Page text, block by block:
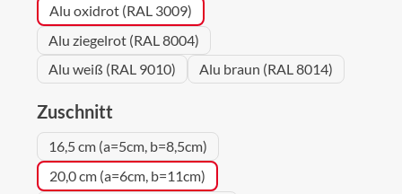
Alu oxidrot (RAL 3009)
Alu ziegelrot (RAL 8004)
Alu weiß (RAL 9010)
Alu braun (RAL 8014)
Zuschnitt
16,5 cm (a=5cm, b=8,5cm)
20,0 cm (a=6cm, b=11cm)